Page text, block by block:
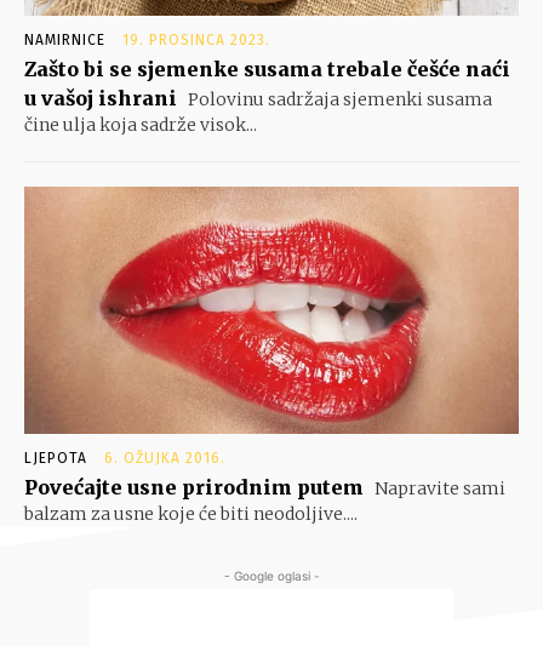
NAMIRNICE 19. PROSINCA 2023.
Zašto bi se sjemenke susama trebale češće naći
u vašoj ishrani Polovinu sadržaja sjemenki susama
čine ulja koja sadrže visok...
LJEPOTA 6. OŽUJKA 2016.
Povećajte usne prirodnim putem Napravite sami
balzam za usne koje će biti neodoljive....
- Google oglasi -